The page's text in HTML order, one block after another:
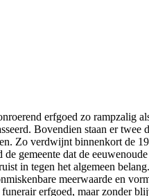
erfgoed zo
Bovendien staan er
Zo verdwijnt binnenkort de
gemeente dat de
in tegen het algemeen
meerwaarde en
erfgoed, maar zonder